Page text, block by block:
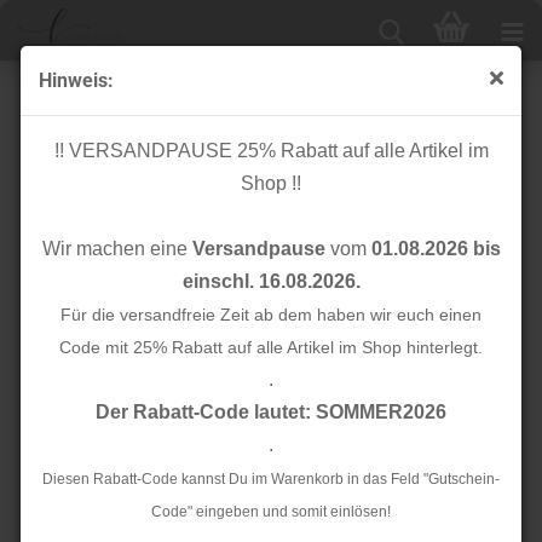
Hinweis:
!! VERSANDPAUSE 25% Rabatt auf alle Artikel im
Shop !!
Wir machen eine Versandpausevom 01.08.2026 bis
einschl. 16.08.2026.
Für die versandfreie Zeit ab dem haben wir euch einen
Code mit 25% Rabatt auf alle Artikel im Shop hinterlegt.
.
Der Rabatt-Code lautet: SOMMER2026
.
Diesen Rabatt-Code kannst Du im Warenkorb in das Feld "Gutschein-
Code" eingeben und somit einlösen!
RESTSTÜCK 0,50m !!! - Teddystoff - Heimo - creme